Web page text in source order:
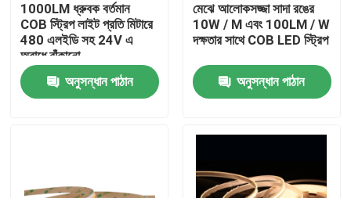
1000LM ধ্রুবক বর্তমান
COB স্ট্রিপ লাইট প্রতি মিটারে
480 এলইডি সহ 24V এ
অবাধে বাঁকানো
অনুসন্ধান পাঠান
মেঝে আলোকসজ্জা সাদা রঙের
10W / M এবং 100LM / W
দক্ষতার সাথে COB LED স্ট্রিপ
অনুসন্ধান পাঠান